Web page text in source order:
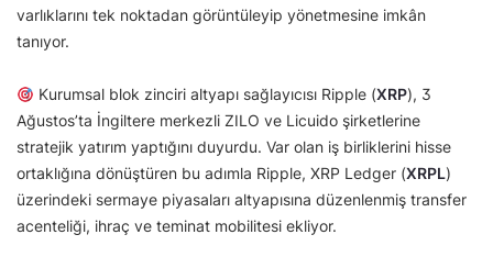
varlıklarını tek noktadan görüntüleyip yönetmesine imkân
tanıyor.
Kurumsal blok zinciri altyapı sağlayıcısı Ripple (XRP), 3
Ağustos’ta İngiltere merkezli ZILO ve Licuido şirketlerine
stratejik yatırım yaptığını duyurdu. Var olan iş birliklerini hisse
ortaklığına dönüştüren bu adımla Ripple, XRP Ledger (XRPL)
üzerindeki sermaye piyasaları altyapısına düzenlenmiş transfer
acenteliği, ihraç ve teminat mobilitesi ekliyor.